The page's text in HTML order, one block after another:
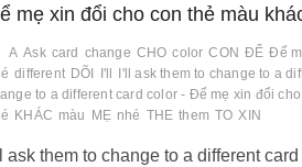
con
mẹ xin đổi cho con thẻ màu
A Ask card change CHO color CON ĐỂ Để
different DÕI I'll I'll ask them to change to a
to a different card color - Để mẹ xin đổi
KHÁC màu MẸ nhé THE them TO XIN
ask them to change to a different